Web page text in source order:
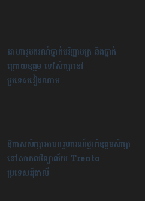
អាហារូបករណ៍ថ្នាក់បរិញ្ញាបត្រ និងថ្នាក់
ក្រោយឧត្តម ទៅសិក្សា​នៅ
ប្រទេសវៀតណាម
ឱកាសសិក្សាអាហារូបករណ៍ថ្នាក់ឧត្ដមសិក្សា
នៅសាកលវិទ្យាល័យ Trento
ប្រទេសអ៉ីតាលី